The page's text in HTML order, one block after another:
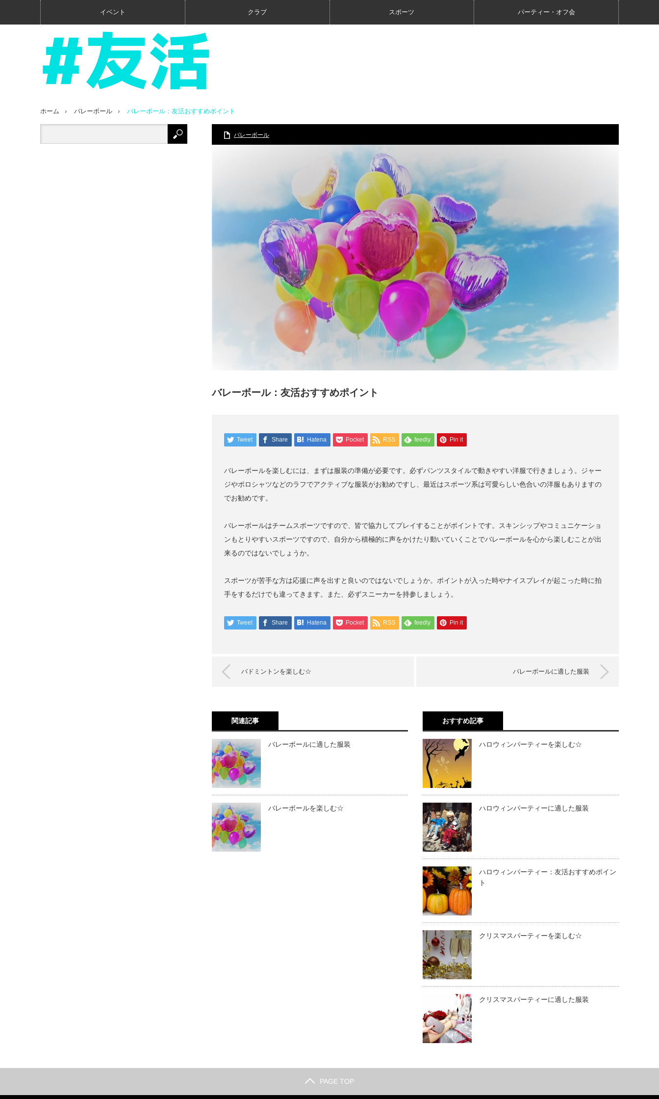
イベント クラブ スポーツ パーティー・オフ会
ホーム バレーボール バレーボール：友活おすすめポイント
バレーボール
バレーボール：友活おすすめポイント
Tweet Share Hatena Pocket RSS feedly Pin it
バレーボールを楽しむには、まずは服装の準備が必要です。必ずパンツスタイルで動きやすい洋服で行きましょう。ジャー
ジやポロシャツなどのラフでアクティブな服装がお勧めですし、最近はスポーツ系は可愛らしい色合いの洋服もありますの
でお勧めです。
バレーボールはチームスポーツですので、皆で協力してプレイすることがポイントです。スキンシップやコミュニケーショ
ンもとりやすいスポーツですので、自分から積極的に声をかけたり動いていくことでバレーボールを心から楽しむことが出
来るのではないでしょうか。
スポーツが苦手な方は応援に声を出すと良いのではないでしょうか。ポイントが入った時やナイスプレイが起こった時に拍
手をするだけでも違ってきます。また、必ずスニーカーを持参しましょう。
Tweet Share Hatena Pocket RSS feedly Pin it
バドミントンを楽しむ☆ バレーボールに適した服装
関連記事
バレーボールに適した服装
バレーボールを楽しむ☆
おすすめ記事
ハロウィンパーティーを楽しむ☆
ハロウィンパーティーに適した服装
ハロウィンパーティー：友活おすすめポイン
ト
クリスマスパーティーを楽しむ☆
クリスマスパーティーに適した服装
PAGE TOP